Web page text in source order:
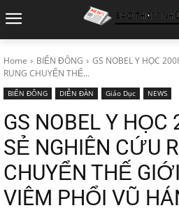
Home BIỂN ĐÔNG
GS NOBEL Y HỌC
RUNG CHUYỂN THẾ...
BIỂN ĐÔNG DIỄN ĐÀN Giáo Dục NEWS
GS NOBEL Y HỌC
SẺ NGHIÊN CỨU
CHUYỂN THẾ
VIÊM PHỔI VŨ